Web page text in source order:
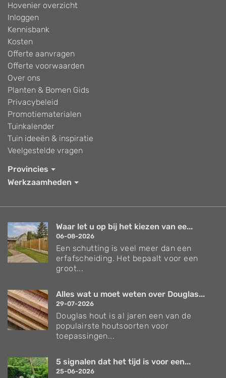
Hovenier overzicht
Inloggen
Kennisbank
Kosten
Offerte aanvragen
Offerte voorwaarden
Over ons
Planten & Bomen Gids
Privacybeleid
Promotiematerialen
Tuinkalender
Tuin ideeën & inspiratie
Veelgestelde vragen
Provincies
Werkzaamheden
Waar let u op bij het kiezen van ee...
06-08-2026
Een schutting is veel meer dan een
erfafscheiding. Het bepaalt voor een
groot...
Alles wat u moet weten over Douglas...
29-07-2026
Douglas hout is al jaren een van de
populairste houtsoorten voor
toepassingen...
5 signalen dat het tijd is voor een...
25-06-2026